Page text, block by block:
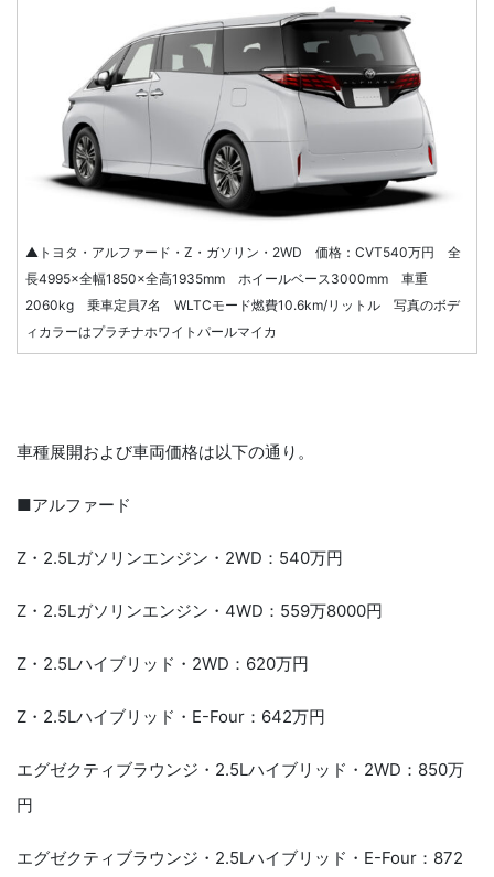
▲トヨタ・アルファード・Z・ガソリン・2WD 価格：CVT540万円 全
長4995×全幅1850×全高1935mm ホイールベース3000mm 車重
2060kg 乗車定員7名 WLTCモード燃費10.6km/リットル 写真のボデ
ィカラーはプラチナホワイトパールマイカ
車種展開および車両価格は以下の通り。
■アルファード
Z・2.5Lガソリンエンジン・2WD：540万円
Z・2.5Lガソリンエンジン・4WD：559万8000円
Z・2.5Lハイブリッド・2WD：620万円
Z・2.5Lハイブリッド・E-Four：642万円
エグゼクティブラウンジ・2.5Lハイブリッド・2WD：850万
円
エグゼクティブラウンジ・2.5Lハイブリッド・E-Four：872